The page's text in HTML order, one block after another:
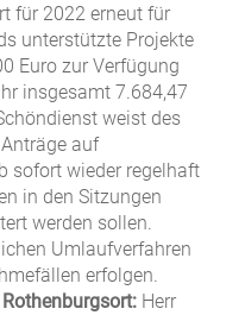
für 2022 erneut für
unterstützte Projekte
Euro zur Verfügung
insgesamt 7.684,47
weist des
auf
sofort wieder regelhaft
in den Sitzungen
werden sollen.
Umlaufverfahren
erfolgen.
Herr